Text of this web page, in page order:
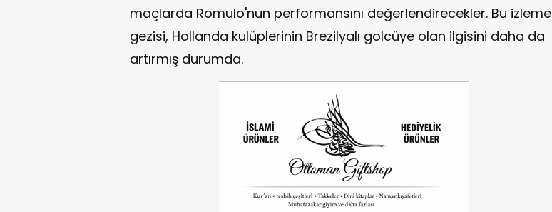
maçlarda Romulo'nun performansını değerlendirecekler. Bu izleme
gezisi, Hollanda kulüplerinin Brezilyalı golcüye olan ilgisini daha da
artırmış durumda.